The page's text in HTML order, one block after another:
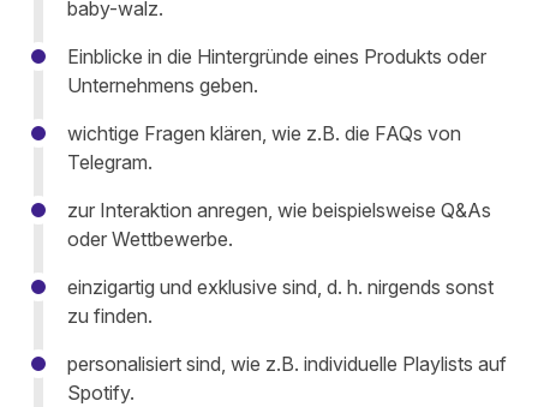
baby-walz.
Einblicke in die Hintergründe eines Produkts oder
Unternehmens geben.
wichtige Fragen klären, wie z.B. die FAQs von
Telegram.
zur Interaktion anregen, wie beispielsweise Q&As
oder Wettbewerbe.
einzigartig und exklusive sind, d. h. nirgends sonst
zu finden.
personalisiert sind, wie z.B. individuelle Playlists auf
Spotify.